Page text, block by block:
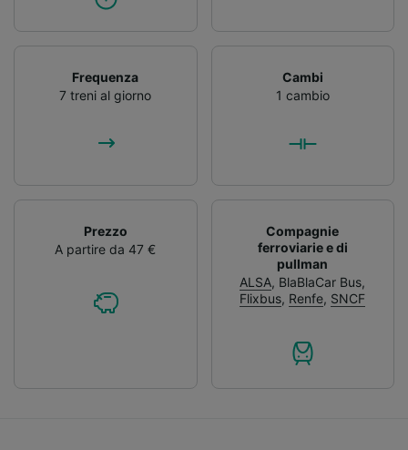
Frequenza
7 treni al giorno
Cambi
1 cambio
Prezzo
A partire da 47 €
Compagnie
ferroviarie e di
pullman
ALSA, BlaBlaCar Bus,
Flixbus, Renfe, SNCF